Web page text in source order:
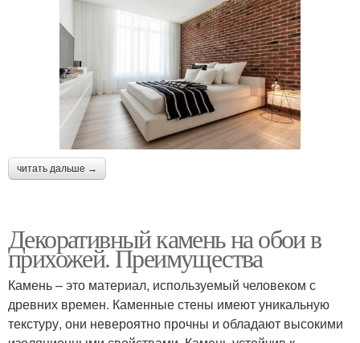
читать дальше →
Декоративный камень на обои в
прихожей. Преимущества
Камень – это материал, используемый человеком с
древних времен. Каменные стены имеют уникальную
текстуру, они невероятно прочны и обладают высокими